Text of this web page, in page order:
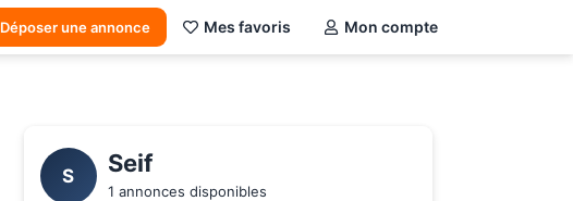
Déposer une annonce Mes favoris Mon compte
S Seif
1 annonces disponibles